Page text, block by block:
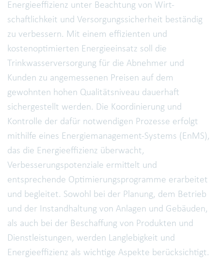
Energieeffizienz unter Beachtung von Wirt-
schaftlichkeit und Versorgungssicherheit beständig
zu verbessern. Mit einem effizienten und
kostenoptimierten Energieeinsatz soll die
Trinkwasserversorgung für die Abnehmer und
Kunden zu angemessenen Preisen auf dem
gewohnten hohen Qualitätsniveau dauerhaft
sichergestellt werden. Die Koordinierung und
Kontrolle der dafür notwendigen Prozesse erfolgt
mithilfe eines Energiemanagement-Systems (EnMS),
das die Energieeffizienz überwacht,
Verbesserungspotenziale ermittelt und
entsprechende Optimierungsprogramme erarbeitet
und begleitet. Sowohl bei der Planung, dem Betrieb
und der Instandhaltung von Anlagen und Gebäuden,
als auch bei der Beschaffung von Produkten und
Dienstleistungen, werden Langlebigkeit und
Energieeffizienz als wichtige Aspekte berücksichtigt.